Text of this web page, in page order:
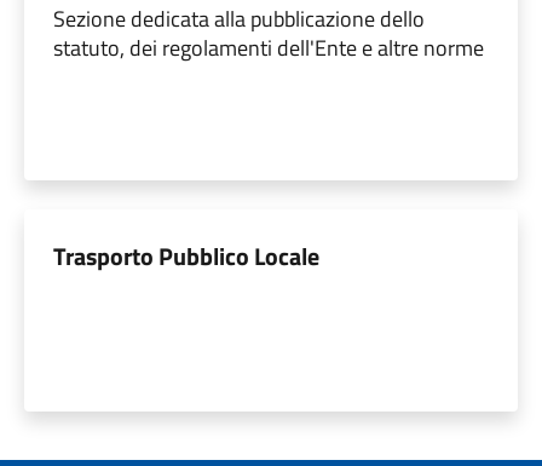
Sezione dedicata alla pubblicazione dello
statuto, dei regolamenti dell'Ente e altre norme
Trasporto Pubblico Locale